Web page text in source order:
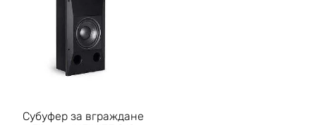
Субуфер за вграждане